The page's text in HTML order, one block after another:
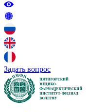
Задать вопрос